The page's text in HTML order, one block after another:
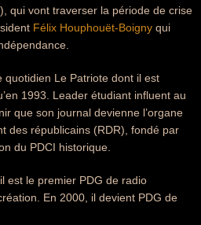
qui vont traverser la période de crise
Félix Houphouët-Boigny qui
quotidien Le Patriote dont il est
1993. Leader étudiant influent au
que son journal devienne l’organe
des républicains (RDR), fondé par
du PDCI historique.
est le premier PDG de radio
En 2000, il devient PDG de